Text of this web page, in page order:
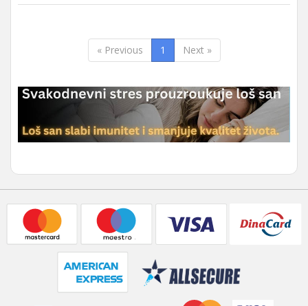
« Previous 1 Next »